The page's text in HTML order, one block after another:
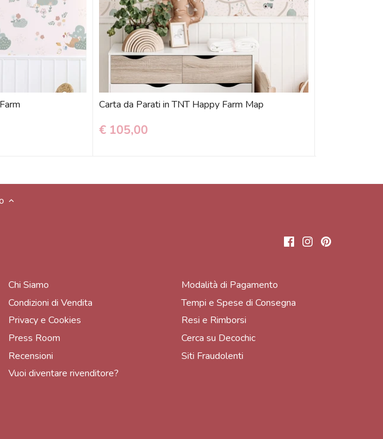
Carta da Parati in TNT Happy Farm Map
€ 105,00
Chi Siamo
Condizioni di Vendita
Privacy e Cookies
Press Room
Recensioni
Vuoi diventare rivenditore?
Modalità di Pagamento
Tempi e Spese di Consegna
Resi e Rimborsi
Cerca su Decochic
Siti Fraudolenti